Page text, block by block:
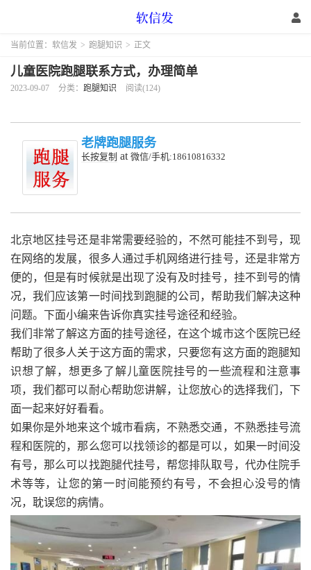
当前位置： 软信发 > 跑腿知识 > 正文
儿童医院跑腿联系方式，办理简单
2023-09-07 分类： 跑腿知识 阅读(124)
老牌跑腿服务
长按复制 at 微信/手机:18610816332
北京地区挂号还是非常需要经验的，不然可能挂不到号，现
在网络的发展，很多人通过手机网络进行挂号，还是非常方
便的，但是有时候就是出现了没有及时挂号，挂不到号的情
况，我们应该第一时间找到跑腿的公司，帮助我们解决这种
问题。下面小编来告诉你真实挂号途径和经验。
我们非常了解这方面的挂号途径，在这个城市这个医院已经
帮助了很多人关于这方面的需求，只要您有这方面的跑腿知
识想了解，想更多了解儿童医院挂号的一些流程和注意事
项，我们都可以耐心帮助您讲解，让您放心的选择我们，下
面一起来好好看看。
如果你是外地来这个城市看病，不熟悉交通，不熟悉挂号流
程和医院的，那么您可以找领诊的都是可以，如果一时间没
有号，那么可以找跑腿代挂号，帮您排队取号，代办住院手
术等等，让您的第一时间能预约有号，不会担心没号的情
况，耽误您的病情。